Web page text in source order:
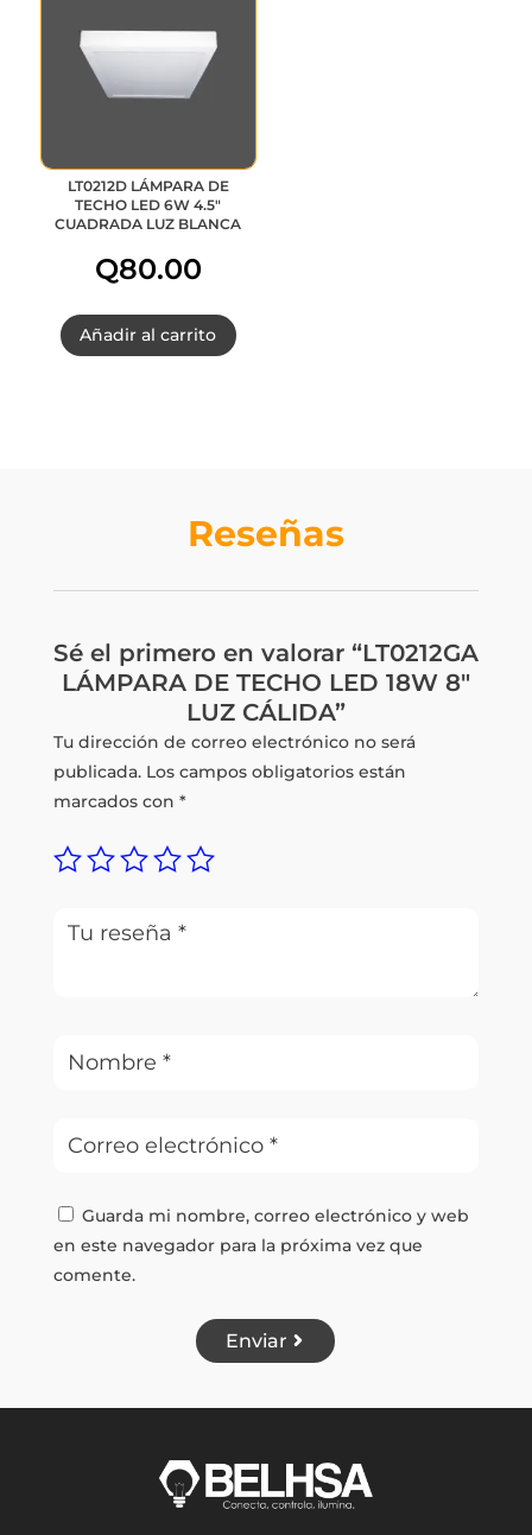
LT0212D LÁMPARA DE
TECHO LED 6W 4.5″
CUADRADA LUZ BLANCA
Q80.00
Añadir al carrito
Reseñas
Sé el primero en valorar “LT0212GA
LÁMPARA DE TECHO LED 18W 8″
LUZ CÁLIDA”
Tu dirección de correo electrónico no será
publicada. Los campos obligatorios están
marcados con *
Guarda mi nombre, correo electrónico y web
en este navegador para la próxima vez que
comente.
Enviar